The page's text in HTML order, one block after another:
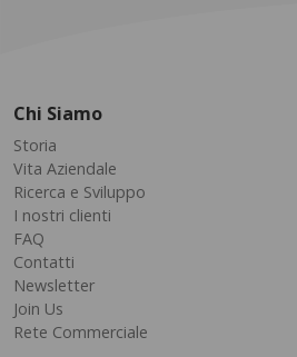
Chi Siamo
Storia
Vita Aziendale
Ricerca e Sviluppo
I nostri clienti
FAQ
Contatti
Newsletter
Join Us
Rete Commerciale